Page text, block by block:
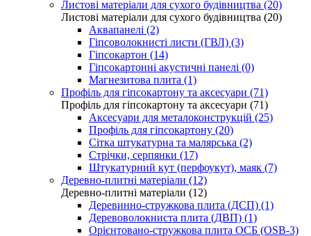
Листові матеріали для сухого будівництва (20)
Листові матеріали для сухого будівництва (20)
Аквапанелі (2)
Гіпсоволокнисті листи (ГВЛ) (3)
Гіпсокартон (14)
Гіпсокартонні акустичні панелі (0)
Магнезитова плита (1)
Профіль для гіпсокартону та аксесуари (71)
Профіль для гіпсокартону та аксесуари (71)
Аксесуари для металоконструкцій (25)
Профіль для гіпсокартону (20)
Сітка штукатурна та малярська (2)
Стрічки, серпянки (17)
Штукатурний кут (перфоукут), маяк (7)
Деревно-плитні матеріали (12)
Деревно-плитні матеріали (12)
Деревинно-стружкова плита (ДСП) (1)
Деревоволокниста плита (ДВП) (1)
Орієнтовано-стружкова плита ОСБ (OSB-3)